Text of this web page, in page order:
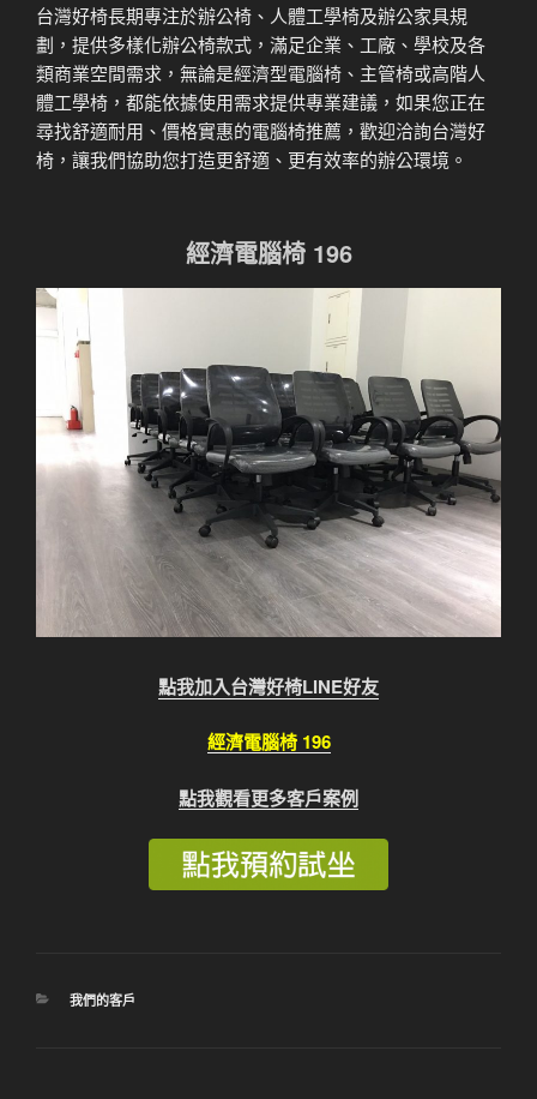
台灣好椅長期專注於辦公椅、人體工學椅及辦公家具規
劃，提供多樣化辦公椅款式，滿足企業、工廠、學校及各
類商業空間需求，無論是經濟型電腦椅、主管椅或高階人
體工學椅，都能依據使用需求提供專業建議，如果您正在
尋找舒適耐用、價格實惠的電腦椅推薦，歡迎洽詢台灣好
椅，讓我們協助您打造更舒適、更有效率的辦公環境。
經濟電腦椅 196
點我加入台灣好椅LINE好友
經濟電腦椅 196
點我觀看更多客戶案例
分
我們的客戶